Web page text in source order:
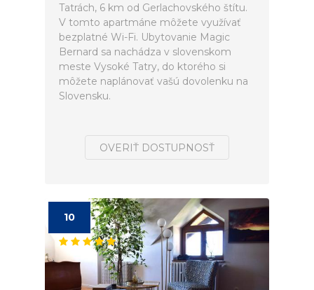
Tatrách, 6 km od Gerlachovského štítu.
V tomto apartmáne môžete využívať
bezplatné Wi-Fi. Ubytovanie Magic
Bernard sa nachádza v slovenskom
meste Vysoké Tatry, do ktorého si
môžete naplánovať vašú dovolenku na
Slovensku.
OVERIŤ DOSTUPNOSŤ
10